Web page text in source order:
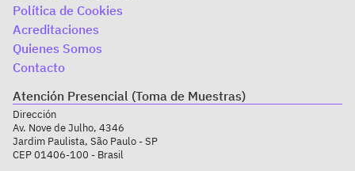
Política de Cookies
Acreditaciones
Quienes Somos
Contacto
Atención Presencial (Toma de Muestras)
Dirección
Av. Nove de Julho, 4346
Jardim Paulista, São Paulo - SP
CEP 01406-100 - Brasil